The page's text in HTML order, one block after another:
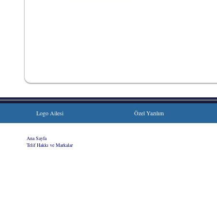
Logo Ailesi Özel Yazılım
Ana Sayfa
Telif Hakkı ve Markalar